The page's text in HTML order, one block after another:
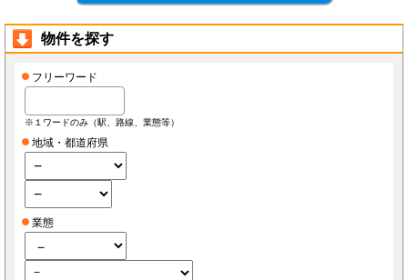
物件を探す
フリーワード
※１ワードのみ（駅、路線、業態等）
地域・都道府県
業態